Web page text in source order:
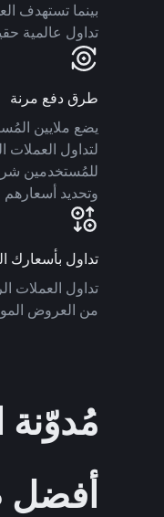
تداول عالمية حقيقية
طرق دفع مرنة
للمُستخدمين
وتحديد
تداول بأسعارك
تداول العملات
من العروض
أفضل